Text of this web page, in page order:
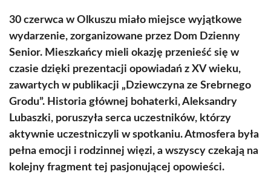
30 czerwca w Olkuszu miało miejsce wyjątkowe
wydarzenie, zorganizowane przez Dom Dzienny
Senior. Mieszkańcy mieli okazję przenieść się w
czasie dzięki prezentacji opowiadań z XV wieku,
zawartych w publikacji „Dziewczyna ze Srebrnego
Grodu”. Historia głównej bohaterki, Aleksandry
Lubaszki, poruszyła serca uczestników, którzy
aktywnie uczestniczyli w spotkaniu. Atmosfera była
pełna emocji i rodzinnej więzi, a wszyscy czekają na
kolejny fragment tej pasjonującej opowieści.